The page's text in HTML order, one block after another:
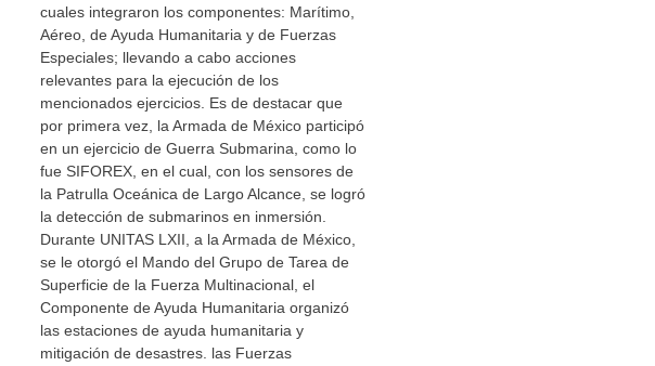
cuales integraron los componentes: Marítimo,
Aéreo, de Ayuda Humanitaria y de Fuerzas
Especiales; llevando a cabo acciones
relevantes para la ejecución de los
mencionados ejercicios. Es de destacar que
por primera vez, la Armada de México participó
en un ejercicio de Guerra Submarina, como lo
fue SIFOREX, en el cual, con los sensores de
la Patrulla Oceánica de Largo Alcance, se logró
la detección de submarinos en inmersión.
Durante UNITAS LXII, a la Armada de México,
se le otorgó el Mando del Grupo de Tarea de
Superficie de la Fuerza Multinacional, el
Componente de Ayuda Humanitaria organizó
las estaciones de ayuda humanitaria y
mitigación de desastres. las Fuerzas